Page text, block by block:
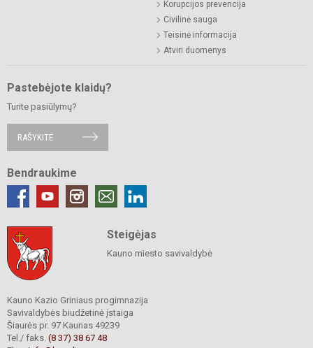
Korupcijos prevencija
Civilinė sauga
Teisinė informacija
Atviri duomenys
Pastebėjote klaidų?
Turite pasiūlymų?
RAŠYKITE
Bendraukime
Steigėjas
Kauno miesto savivaldybė
Kauno Kazio Griniaus progimnazija
Savivaldybės biudžetinė įstaiga
Šiaurės pr. 97 Kaunas 49239
Tel./ faks. (8 37) 38 67 48